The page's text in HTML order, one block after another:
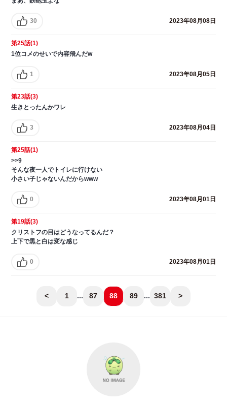
30 2023年08月08日
第25話(1)
1位コメのせいで内容飛んだw
1 2023年08月05日
第23話(3)
生きとったんかワレ
3 2023年08月04日
第25話(1)
>>9
そんな夜一人でトイレに行けない
小さい子じゃないんだからwww
0 2023年08月01日
第19話(3)
クリストフの目はどうなってるんだ？
上下で黒と白は変な感じ
0 2023年08月01日
< 1 ... 87 88 89 ... 381 >